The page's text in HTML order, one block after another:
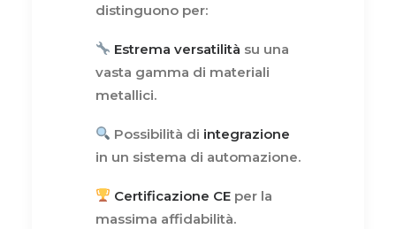
distinguono per:
Estrema versatilità su una
vasta gamma di materiali
metallici.
Possibilità di integrazione
in un sistema di automazione.
Certificazione CE per la
massima affidabilità.